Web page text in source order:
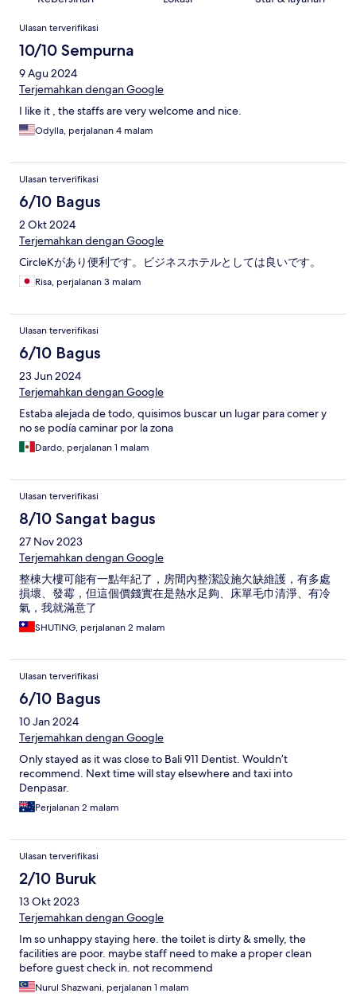
Ulasan
Ulasan terverifikasi
10/10 Sempurna
9 Agu 2024
Terjemahkan dengan Google
I like it , the staffs are very welcome and nice.
Odylla, perjalanan 4 malam
Ulasan terverifikasi
6/10 Bagus
2 Okt 2024
Terjemahkan dengan Google
CircleKがあり便利です。ビジネスホテルとしては良いです。
Risa, perjalanan 3 malam
Ulasan terverifikasi
6/10 Bagus
23 Jun 2024
Terjemahkan dengan Google
Estaba alejada de todo, quisimos buscar un lugar para comer y
no se podía caminar por la zona
Dardo, perjalanan 1 malam
Ulasan terverifikasi
8/10 Sangat bagus
27 Nov 2023
Terjemahkan dengan Google
整棟大樓可能有一點年紀了，房間內整潔設施欠缺維護，有多處
損壞、發霉，但這個價錢實在是熱水足夠、床單毛巾清淨、有冷
氣，我就滿意了
SHUTING, perjalanan 2 malam
Ulasan terverifikasi
6/10 Bagus
10 Jan 2024
Terjemahkan dengan Google
Only stayed as it was close to Bali 911 Dentist. Wouldn’t
recommend. Next time will stay elsewhere and taxi into
Denpasar.
Perjalanan 2 malam
Ulasan terverifikasi
2/10 Buruk
13 Okt 2023
Terjemahkan dengan Google
Im so unhappy staying here. the toilet is dirty & smelly, the
facilities are poor. maybe staff need to make a proper clean
before guest check in. not recommend
Nurul Shazwani, perjalanan 1 malam